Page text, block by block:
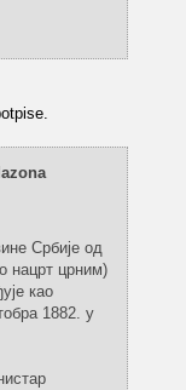
Србије од
нацрт црним)
као
1882. у